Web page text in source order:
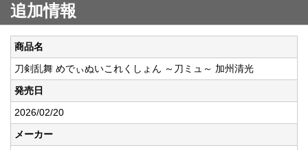
追加情報
商品名
刀剣乱舞 めでぃぬいこれくしょん ～刀ミュ～ 加州清光
発売日
2026/02/20
メーカー